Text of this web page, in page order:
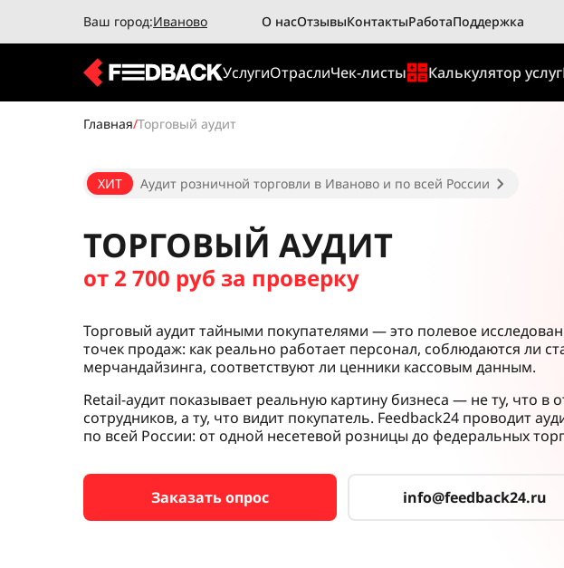
Ваш город:Иваново О насОтзывыКонтактыРаботаПоддержка
УслугиОтраслиЧек-листы Калькулятор услуг
Главная/Торговый аудит
ХИТ Аудит розничной торговли в Иваново и по всей России
ТОРГОВЫЙ АУДИТ
от 2 700 руб за проверку
Торговый аудит тайными покупателями — это полевое
точек продаж: как реально работает персонал, соблюдаются ли
мерчандайзинга, соответствуют ли ценники кассовым данным.
Retail-аудит показывает реальную картину бизнеса — не ту, что в
сотрудников, а ту, что видит покупатель. Feedback24 проводит
по всей России: от одной несетевой розницы до федеральных
Заказать опрос info@feedback24.ru